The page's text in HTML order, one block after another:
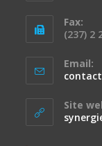
Fax:
(237) 2
Email:
Site